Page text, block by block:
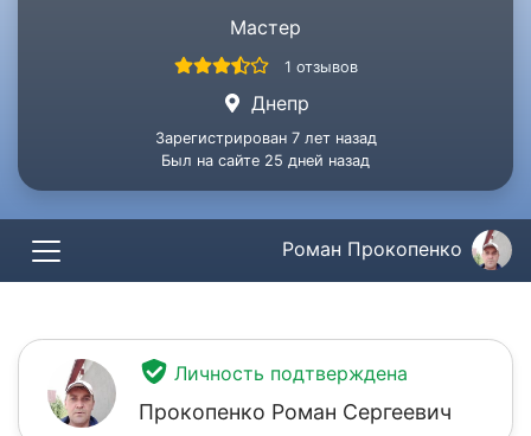
Мастер
1 отзывов
Днепр
Зарегистрирован 7 лет назад
Был на сайте 25 дней назад
Роман Прокопенко
Личность подтверждена
Прокопенко Роман Сергеевич